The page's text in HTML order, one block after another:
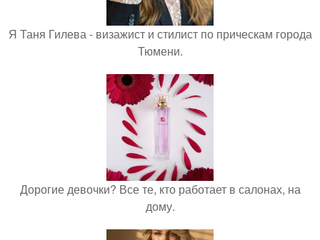
Я Таня Гилева - визажист и стилист по прическам города
Тюмени.
Дорогие девочки? Все те, кто работает в салонах, на
дому.